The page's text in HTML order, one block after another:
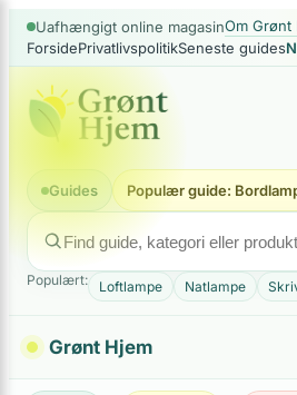
Spring
indhold
Uafhængigt online magasinOm Grønt
ForsidePrivatlivspolitikSeneste guides
Guides Populær guide:
Populært: Loftlampe Natlampe
Grønt Hjem